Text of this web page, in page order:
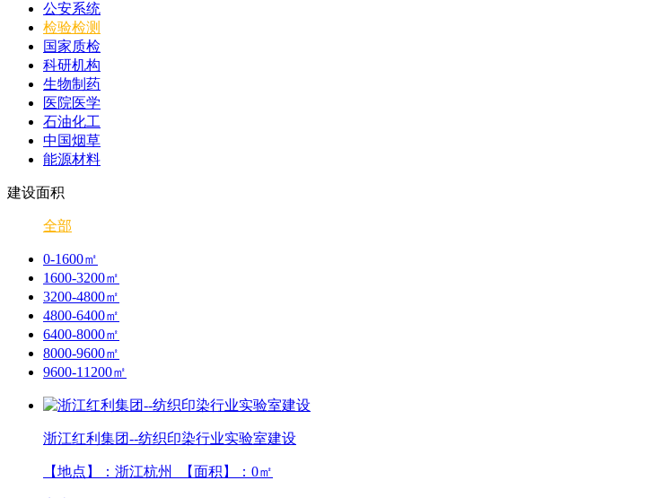
公安系统
检验检测
国家质检
科研机构
生物制药
医院医学
石油化工
中国烟草
能源材料
建设面积
全部
0-1600㎡
1600-3200㎡
3200-4800㎡
4800-6400㎡
6400-8000㎡
8000-9600㎡
9600-11200㎡
浙江红利集团--纺织印染行业实验室建设
【地点】：浙江杭州 【面积】： 0㎡